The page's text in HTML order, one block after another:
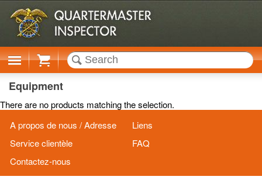
Cart
Equipment
There are no products matching the selection.
A propos de nous / Adresse
Liens
Service clientèle
FAQ
Contactez-nous